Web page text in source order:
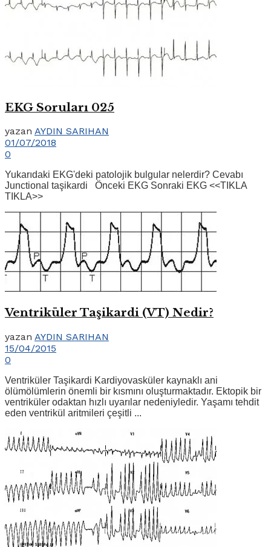
EKG Soruları 025
yazan AYDIN SARIHAN
01/07/2018
0
Yukarıdaki EKG'deki patolojik bulgular nelerdir? Cevabı
Junctional taşikardi Önceki EKG Sonraki EKG <<TIKLA
TIKLA>>
Ventriküler Taşikardi (VT) Nedir?
yazan AYDIN SARIHAN
15/04/2015
0
Ventriküler Taşikardi Kardiyovasküler kaynaklı ani
ölümölümlerin önemli bir kısmını oluşturmaktadır. Ektopik bir
ventriküler odaktan hızlı uyarılar nedeniyledir. Yaşamı tehdit
eden ventrikül aritmileri çeşitli ...